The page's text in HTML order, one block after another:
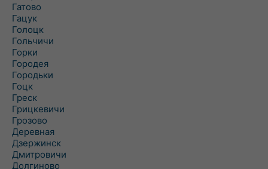
Гатово
Гацук
Голоцк
Гольчичи
Горки
Городея
Городьки
Гоцк
Греск
Грицкевичи
Грозово
Деревная
Дзержинск
Дмитровичи
Долгиново